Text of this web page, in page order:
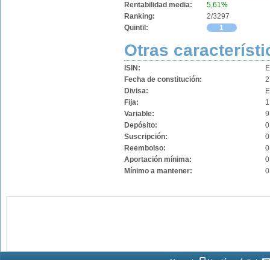
Rentabilidad media:
5,61%
Ranking:
2/3297
Quintil:
1
Otras
ISIN:
Fecha de constitución:
Divisa:
Fija:
Variable:
Depósito:
Suscripción:
Reembolso:
Aportación mínima:
Mínimo a mantener: